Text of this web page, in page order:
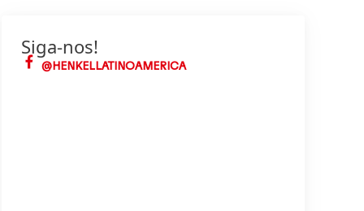
Siga-nos!
@HENKELLATINOAMERICA